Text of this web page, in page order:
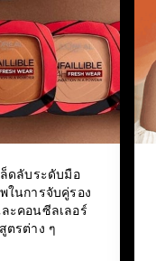
ดลับระดับมือ
ในการจับคู่รอง
ะคอนซีลเลอร์
ตรต่าง ๆ